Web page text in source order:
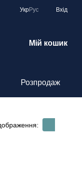
УкрРус Вхід
Мій кошик
Розпродаж